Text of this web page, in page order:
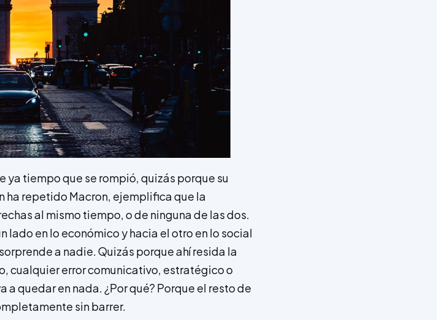
ya tiempo que se rompió, quizás porque su
ha repetido Macron, ejemplifica que la
al mismo tiempo, o de ninguna de las dos.
lado en lo económico y hacia el otro en lo social
a nadie. Quizás porque ahí resida la
cualquier error comunicativo, estratégico o
quedar en nada. ¿Por qué? Porque el resto de
sin barrer.